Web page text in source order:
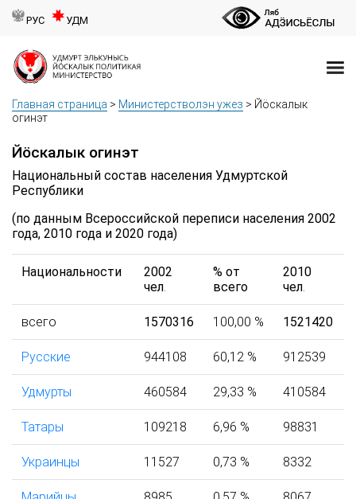
РУС УДМ
Главная страница > Министерстволэн ужез > Йӧскалык
огинэт
Йӧскалык огинэт
Национальный состав населения Удмуртской
Республики
(по данным Всероссийской переписи населения 2002
года, 2010 года и 2020 года)
Национальности
2002
чел.
% от
всего
2010
чел.
всего 1570316 100,00 % 1521420
Русские 944108 60,12 % 912539
Удмурты 460584 29,33 % 410584
Татары 109218 6,96 % 98831
Украинцы 11527 0,73 % 8332